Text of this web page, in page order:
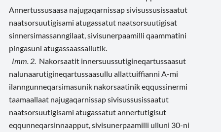
Annertussusaasa najugaqarnissap sivisussusissaatut
naatsorsuutigisami atugassatut naatsorsuutigisat
sinnersimassanngilaat, sivisunerpaamilli qaammatini
pingasuni atugassaassallutik.
Imm. 2. Nakorsaatit innersuussutigineqartussaasut
nalunaarutigineqartussaasullu allattuiffianni A-mi
ilanngunneqarsimasunik nakorsaatinik eqqussinermi
taamaallaat najugaqarnissap sivisussusissaatut
naatsorsuutigisami atugassatut annertutigisut
eqqunneqarsinnaapput, sivisunerpaamilli ulluni 30-ni